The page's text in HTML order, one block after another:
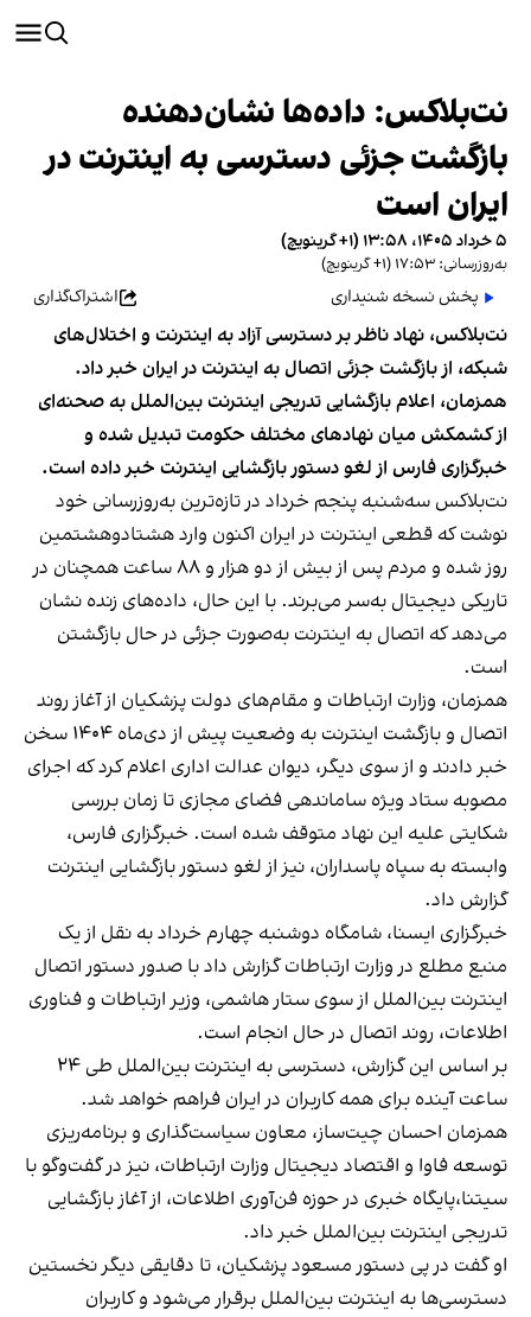
نت‌بلاکس: داده‌ها نشان‌دهنده
بازگشت جزئی دسترسی به اینترنت در
ایران است
۵ خرداد ۱۴۰۵، ۱۳:۵۸ (‎+۱ گرینویچ)
به‌روزرسانی: ۱۷:۵۳ (‎+۱ گرینویچ)
پخش نسخه شنیداری اشتراک‌گذاری
نت‌بلاکس، نهاد ناظر بر دسترسی آزاد به اینترنت و اختلال‌های
شبکه، از بازگشت جزئی اتصال به اینترنت در ایران خبر داد.
همزمان، اعلام بازگشایی تدریجی اینترنت بین‌الملل به صحنه‌ای
از کشمکش میان نهادهای مختلف حکومت تبدیل شده و
خبرگزاری فارس از لغو دستور بازگشایی اینترنت خبر داده است.
نت‌بلاکس سه‌شنبه پنجم خرداد در تازه‌ترین به‌روزرسانی خود
نوشت که قطعی اینترنت در ایران اکنون وارد هشتادوهشتمین
روز شده و مردم پس از بیش از دو هزار و ۸۸ ساعت همچنان در
تاریکی دیجیتال به‌سر می‌برند. با این حال، داده‌های زنده نشان
می‌دهد که اتصال به اینترنت به‌صورت جزئی در حال بازگشتن
است.
همزمان، وزارت ارتباطات و مقام‌های دولت پزشکیان از آغاز روند
اتصال و بازگشت اینترنت به وضعیت پیش از دی‌ماه ۱۴۰۴ سخن
خبر دادند و از سوی دیگر، دیوان عدالت اداری اعلام کرد که اجرای
مصوبه ستاد ویژه ساماندهی فضای مجازی تا زمان بررسی
شکایتی علیه این نهاد متوقف شده است. خبرگزاری فارس،
وابسته به سپاه پاسداران، نیز از لغو دستور بازگشایی اینترنت
گزارش داد.
خبرگزاری ایسنا، شامگاه دوشنبه چهارم خرداد به نقل از یک
منبع مطلع در وزارت ارتباطات گزارش داد با صدور دستور اتصال
اینترنت بین‌الملل از سوی ستار هاشمی، وزیر ارتباطات و فناوری
اطلاعات، روند اتصال در حال انجام است.
بر اساس این گزارش، دسترسی به اینترنت بین‌الملل طی ۲۴
ساعت آینده برای همه کاربران در ایران فراهم خواهد شد.
همزمان احسان چیت‌ساز، معاون سیاست‌گذاری و برنامه‌ریزی
توسعه فاوا و اقتصاد دیجیتال وزارت ارتباطات، نیز در گفت‌وگو با
سیتنا،پایگاه خبری در حوزه فن‌آوری اطلاعات، از آغاز بازگشایی
تدریجی اینترنت بین‌الملل خبر داد.
او گفت در پی دستور مسعود پزشکیان، تا دقایقی دیگر نخستین
دسترسی‌ها به اینترنت بین‌الملل برقرار می‌شود و کاربران